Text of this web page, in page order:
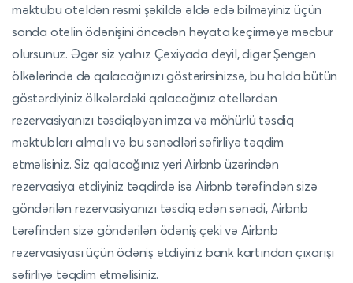
məktubu oteldən rəsmi şəkildə əldə edə bilməyiniz üçün
sonda otelin ödənişini öncədən həyata keçirməyə məcbur
olursunuz. Əgər siz yalnız Çexiyada deyil, digər Şengen
ölkələrində də qalacağınızı göstərirsinizsə, bu halda bütün
göstərdiyiniz ölkələrdəki qalacağınız otellərdən
rezervasiyanızı təsdiqləyən imza və möhürlü təsdiq
məktubları almalı və bu sənədləri səfirliyə təqdim
etməlisiniz. Siz qalacağınız yeri Airbnb üzərindən
rezervasiya etdiyiniz təqdirdə isə Airbnb tərəfindən sizə
göndərilən rezervasiyanızı təsdiq edən sənədi, Airbnb
tərəfindən sizə göndərilən ödəniş çeki və Airbnb
rezervasiyası üçün ödəniş etdiyiniz bank kartından çıxarışı
səfirliyə təqdim etməlisiniz.